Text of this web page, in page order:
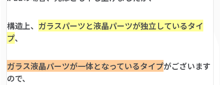
構造上、 ガラスパーツと液晶パーツが独立しているタイ
プ、
ガラス液晶パーツが一体となっているタイプがございます
ので、